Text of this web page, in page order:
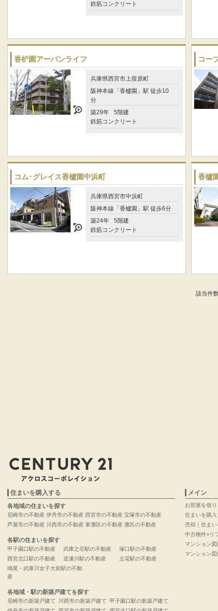
鉄筋コンクリート
香枦園アーバンライフ
兵庫県西宮市上葭原町
阪神本線「香櫨園」駅 徒歩10
分
築29年
5階建
鉄筋コンクリート
コー
コム･グレイス香櫨園中浜町
兵庫県西宮市中浜町
阪神本線「香櫨園」駅 徒歩6分
築24年
5階建
鉄筋コンクリート
香櫨
該当件
住まいを購入する
各地域の住まいを探す
尼崎市の不動産
芦屋市の不動産
伊丹市の不動産
川西市の不動産
西宮市の不動産
東灘区の不動産
宝塚市の不動産
灘区の不動産
各駅の住まいを探す
甲子園口駅の不動産
西宮北口駅の不動産
武庫之荘駅の不動産
逆瀬川駅の不動産
塚口駅の不動産
立花駅の不動産
鳴尾・武庫川女子大前駅の不動
産
各地域・駅の新築戸建てを探す
尼崎市の新築戸建て
川西市の新築戸建て 甲子園口駅の新築戸建て
メイン
お部屋を借り
住まいを購入
売却｜住ま
中古物件×リ
マンション
マンション